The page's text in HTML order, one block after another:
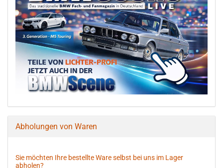
Abholungen von Waren
Sie möchten Ihre bestellte Ware selbst bei uns im Lager
abholen?